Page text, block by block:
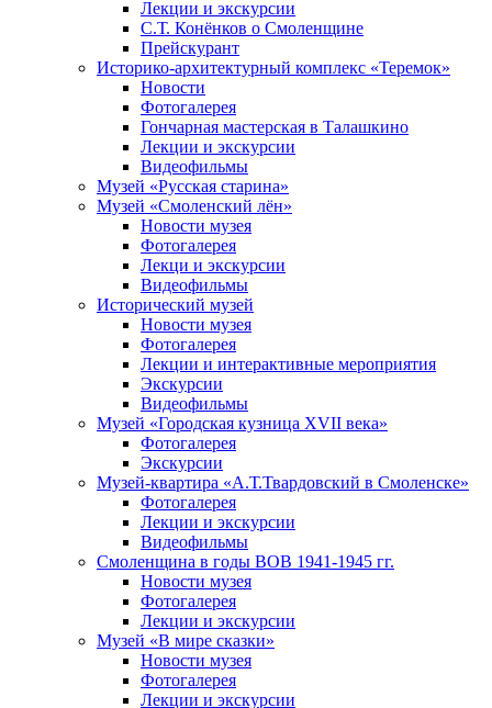
Лекции и экскурсии
С.Т. Конёнков о Смоленщине
Прейскурант
Историко-архитектурный комплекс «Теремок»
Новости
Фотогалерея
Гончарная мастерская в Талашкино
Лекции и экскурсии
Видеофильмы
Музей «Русская старина»
Музей «Смоленский лён»
Новости музея
Фотогалерея
Лекци и экскурсии
Видеофильмы
Исторический музей
Новости музея
Фотогалерея
Лекции и интерактивные мероприятия
Экскурсии
Видеофильмы
Музей «Городская кузница XVII века»
Фотогалерея
Экскурсии
Музей-квартира «А.Т.Твардовский в Смоленске»
Фотогалерея
Лекции и экскурсии
Видеофильмы
Смоленщина в годы ВОВ 1941-1945 гг.
Новости музея
Фотогалерея
Лекции и экскурсии
Музей «В мире сказки»
Новости музея
Фотогалерея
Лекции и экскурсии